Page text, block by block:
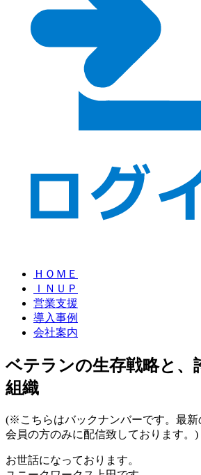
ＨＯＭＥ
ＩＮＵＰ
営業支援
導入事例
会社案内
ベテランの生存戦略と、
組織
(※こちらはバックナンバーです。最新
会員の方のみに配信致しております。)
お世話になっております。